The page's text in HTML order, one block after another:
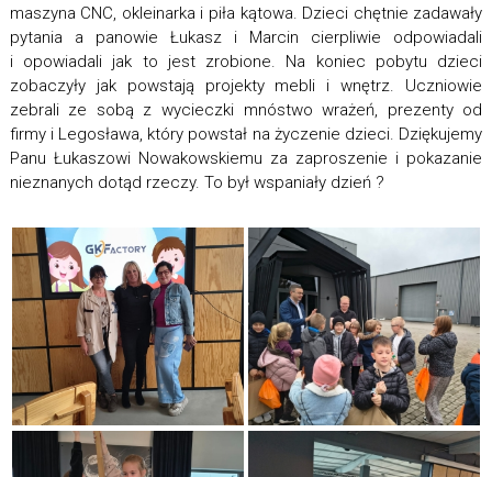
maszyna CNC, okleinarka i piła kątowa. Dzieci chętnie zadawały
pytania a panowie Łukasz i Marcin cierpliwie odpowiadali
i opowiadali jak to jest zrobione. Na koniec pobytu dzieci
zobaczyły jak powstają projekty mebli i wnętrz. Uczniowie
zebrali ze sobą z wycieczki mnóstwo wrażeń, prezenty od
firmy i Legosława, który powstał na życzenie dzieci. Dziękujemy
Panu Łukaszowi Nowakowskiemu za zaproszenie i pokazanie
nieznanych dotąd rzeczy. To był wspaniały dzień ?